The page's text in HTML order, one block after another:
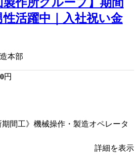
活躍中｜入社祝い金
本部
円
期間工》機械操作・製造オペレータ
詳細を表示